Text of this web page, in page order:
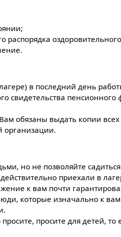
в последний день
свидетельства
обязаны выдать копии всех
организации.
но не позволяйте
приехали в
к вам почти
которые изначально к
просите для детей, то